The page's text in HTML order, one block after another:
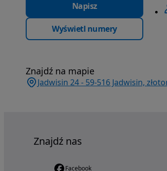
Napisz
Wyświetl numery
Znajdź na mapie
Jadwisin 24 - 59-516 Jadwisin,
Znajdź nas
Facebook